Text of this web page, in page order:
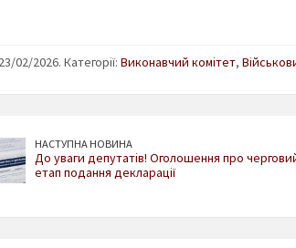
23/02/2026. Категорії: Виконавчий комітет,
НАСТУПНА НОВИНА
До уваги депутатів! Оголошення про
етап подання декларації